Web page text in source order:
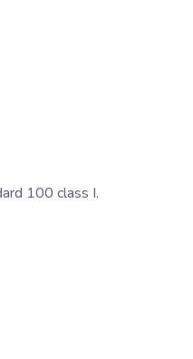
100 class I.